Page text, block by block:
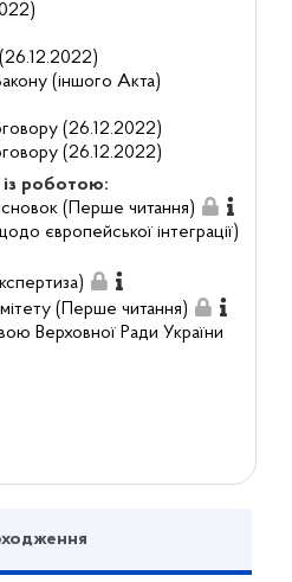
(іншого Акта)
(26.12.2022)
(26.12.2022)
із роботою:
(Перше читання)
європейської інтеграції)
(Перше читання)
Верховної Ради України